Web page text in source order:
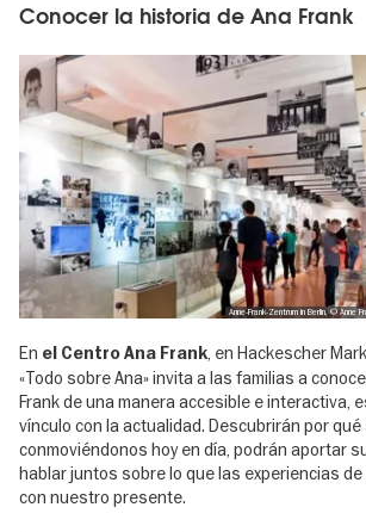
Conocer la historia de Ana Frank
Anne-Frank-Zentrum in Berlin, © Anne
En el Centro Ana Frank, en Hackescher
«Todo sobre Ana» invita a las familias a
Frank de una manera accesible e interactiva,
vínculo con la actualidad. Descubrirán por
conmoviéndonos hoy en día, podrán aportar
hablar juntos sobre lo que las experiencias
con nuestro presente.